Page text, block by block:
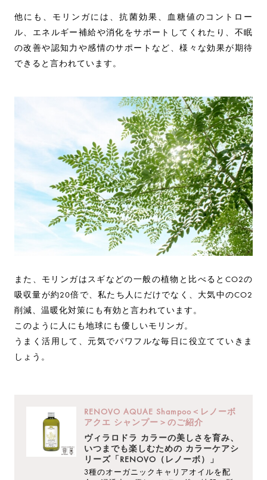
他にも、モリンガには、抗菌効果、血糖値のコントロー
ル、エネルギー補給や消化をサポートしてくれたり、不眠
の改善や認知力や感情のサポートなど、様々な効果が期待
できると言われています。
また、モリンガはスギなどの一般の植物と比べるとCO2の
吸収量が約20倍で、私たち人にだけでなく、大気中のCO2
削減、温暖化対策にも有効と言われています。
このように人にも地球にも優しいモリンガ。
うまく活用して、元気でパワフルな毎日に役立てていきま
しょう。
RENOVO AQUAE Shampoo＜レノーボ
アクエ シャンプー＞のご紹介
ヴィラロドラ カラーの美しさを育み、
いつまでも楽しむための カラーケアシ
リーズ「RENOVO（レノーボ）」
3種のオーガニックキャリアオイルを配